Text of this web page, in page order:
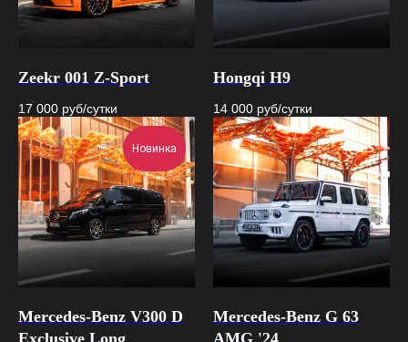
Zeekr 001 Z-Sport
17 000 руб/сутки
Hongqi H9
14 000 руб/сутки
Новинка
Mercedes-Benz V300 D
Exclusive Long
Mercedes-Benz G 63
AMG '24